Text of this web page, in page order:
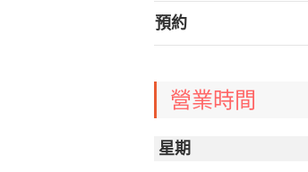
預約
營業時間
星期